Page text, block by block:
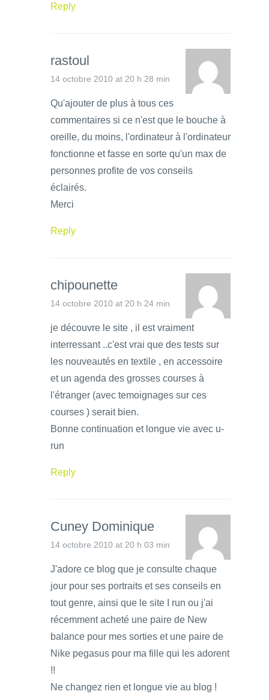
Reply
rastoul
14 octobre 2010 at 20 h 28 min
Qu'ajouter de plus à tous ces
commentaires si ce n'est que le bouche à
oreille, du moins, l'ordinateur à l'ordinateur
fonctionne et fasse en sorte qu'un max de
personnes profite de vos conseils
éclairés.
Merci
Reply
chipounette
14 octobre 2010 at 20 h 24 min
je découvre le site , il est vraiment
interressant ..c'est vrai que des tests sur
les nouveautés en textile , en accessoire
et un agenda des grosses courses à
l'étranger (avec temoignages sur ces
courses ) serait bien.
Bonne continuation et longue vie avec u-
run
Reply
Cuney Dominique
14 octobre 2010 at 20 h 03 min
J'adore ce blog que je consulte chaque
jour pour ses portraits et ses conseils en
tout genre, ainsi que le site I run ou j'ai
récemment acheté une paire de New
balance pour mes sorties et une paire de
Nike pegasus pour ma fille qui les adorent
!!
Ne changez rien et longue vie au blog !